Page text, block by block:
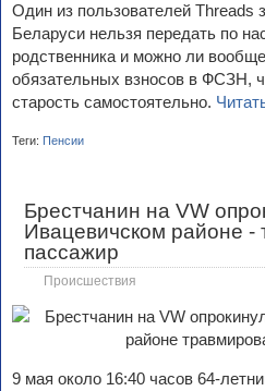
Один из пользователей Threads
Беларуси нельзя передать по
родственника и можно ли
обязательных взносов в ФСЗН,
старость самостоятельно.
Теги: Пенсии
Брестчанин на VW
Ивацевичском районе -
пассажир
Происшествия
9 мая около 16:40 часов 64-